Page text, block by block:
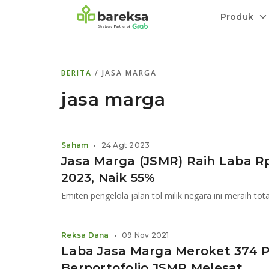
Produk
Transaksi cepat,
relatif stabil.
Menyediakan layanan manajemen
Informasi terkini dan tepercaya terkait
Kenali rekam jejak dan
BERITA / JASA MARGA
jasa marga
Jasa Marga (JSMR) Raih Laba
2023, Naik 55%
Saham • 24 Agt 2023
Laba Jasa Marga Meroket 374
Reksa Dana • 09 Nov 2021